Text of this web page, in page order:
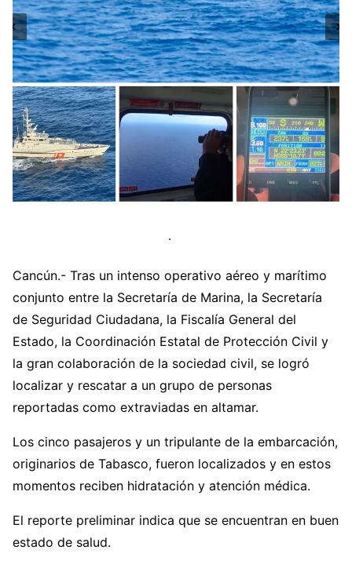
Cancún.- Tras un intenso operativo aéreo y marítimo
conjunto entre la Secretaría de Marina, la Secretaría
de Seguridad Ciudadana, la Fiscalía General del
Estado, la Coordinación Estatal de Protección Civil y
la gran colaboración de la sociedad civil, se logró
localizar y rescatar a un grupo de personas
reportadas como extraviadas en altamar.
Los cinco pasajeros y un tripulante de la embarcación,
originarios de Tabasco, fueron localizados y en estos
momentos reciben hidratación y atención médica.
El reporte preliminar indica que se encuentran en buen
estado de salud.